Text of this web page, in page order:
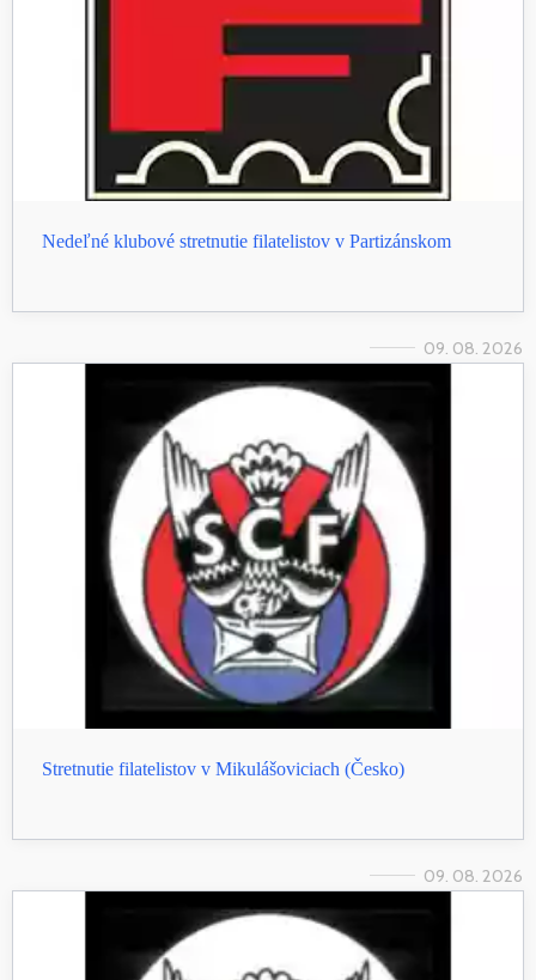
Nedeľné klubové stretnutie filatelistov v Partizánskom
09. 08. 2026
Stretnutie filatelistov v Mikulášoviciach (Česko)
09. 08. 2026